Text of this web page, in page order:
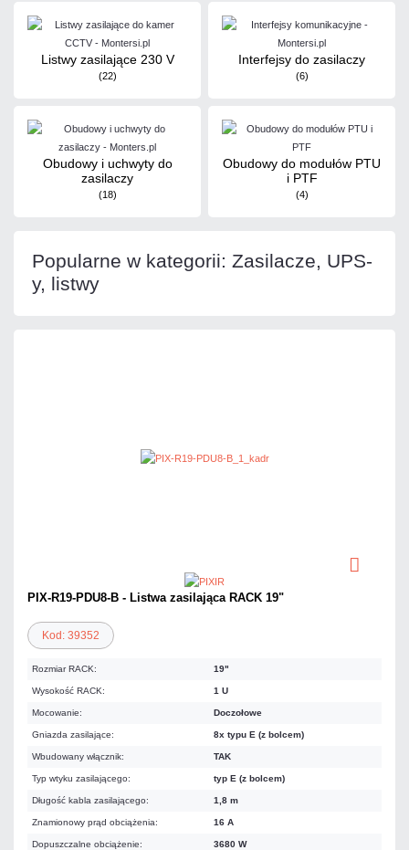
Listwy zasilające 230 V
(22)
Interfejsy do zasilaczy
(6)
Obudowy i uchwyty do
zasilaczy
(18)
Obudowy do modułów PTU
i PTF
(4)
Popularne w kategorii: Zasilacze, UPS-
y, listwy
PIX-R19-PDU8-B - Listwa zasilająca RACK 19"
Kod: 39352
Rozmiar RACK: 19"
Wysokość RACK: 1 U
Mocowanie: Doczołowe
Gniazda zasilające: 8x typu E (z bolcem)
Wbudowany włącznik: TAK
Typ wtyku zasilającego: typ E (z bolcem)
Długość kabla zasilającego: 1,8 m
Znamionowy prąd obciążenia: 16 A
Dopuszczalne obciążenie: 3680 W